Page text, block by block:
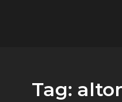
Tag: